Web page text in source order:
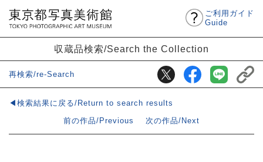
ご利用ガイド
Guide
収蔵品検索/Search the Collection
再検索/re-Search
◀検索結果に戻る/Return to search results
前の作品/Previous
次の作品/Next